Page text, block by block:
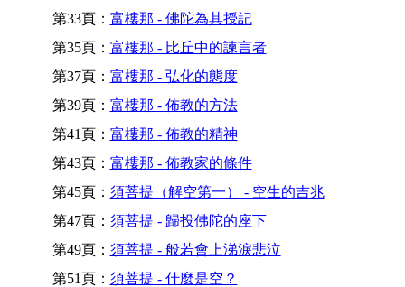
第33頁： 富樓那 - 佛陀為其授記
第35頁： 富樓那 - 比丘中的諫言者
第37頁： 富樓那 - 弘化的態度
第39頁： 富樓那 - 佈教的方法
第41頁： 富樓那 - 佈教的精神
第43頁： 富樓那 - 佈教家的條件
第45頁： 須菩提（解空第一） - 空生的吉兆
第47頁： 須菩提 - 歸投佛陀的座下
第49頁： 須菩提 - 般若會上涕淚悲泣
第51頁： 須菩提 - 什麼是空？